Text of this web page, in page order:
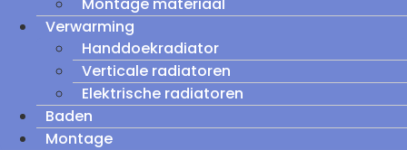
Verwarming
Handdoekradiator
Verticale radiatoren
Elektrische radiatoren
Baden
Montage